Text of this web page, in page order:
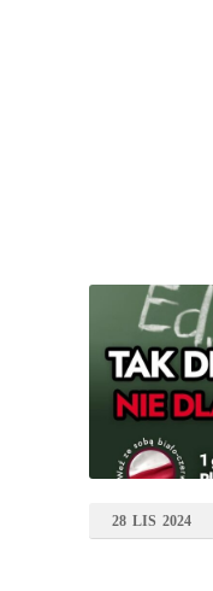
28 LIS 2024